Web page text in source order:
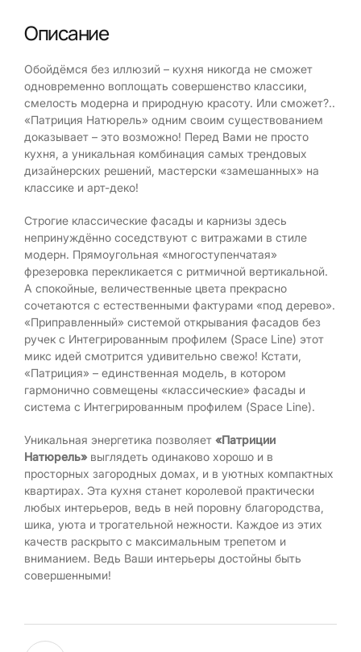
Описание
Обойдёмся без иллюзий – кухня никогда не сможет
одновременно воплощать совершенство классики,
смелость модерна и природную красоту. Или сможет?..
«Патриция Натюрель» одним своим существованием
доказывает – это возможно! Перед Вами не просто
кухня, а уникальная комбинация самых трендовых
дизайнерских решений, мастерски «замешанных» на
классике и арт-деко!
Строгие классические фасады и карнизы здесь
непринуждённо соседствуют с витражами в стиле
модерн. Прямоугольная «многоступенчатая»
фрезеровка перекликается с ритмичной вертикальной.
А спокойные, величественные цвета прекрасно
сочетаются с естественными фактурами «под дерево».
«Приправленный» системой открывания фасадов без
ручек с Интегрированным профилем (Space Line) этот
микс идей смотрится удивительно свежо! Кстати,
«Патриция» – единственная модель, в котором
гармонично совмещены «классические» фасады и
система с Интегрированным профилем (Space Line).
Уникальная энергетика позволяет «Патриции
Натюрель»выглядеть одинаково хорошо и в
просторных загородных домах, и в уютных компактных
квартирах. Эта кухня станет королевой практически
любых интерьеров, ведь в ней поровну благородства,
шика, уюта и трогательной нежности. Каждое из этих
качеств раскрыто с максимальным трепетом и
вниманием. Ведь Ваши интерьеры достойны быть
совершенными!